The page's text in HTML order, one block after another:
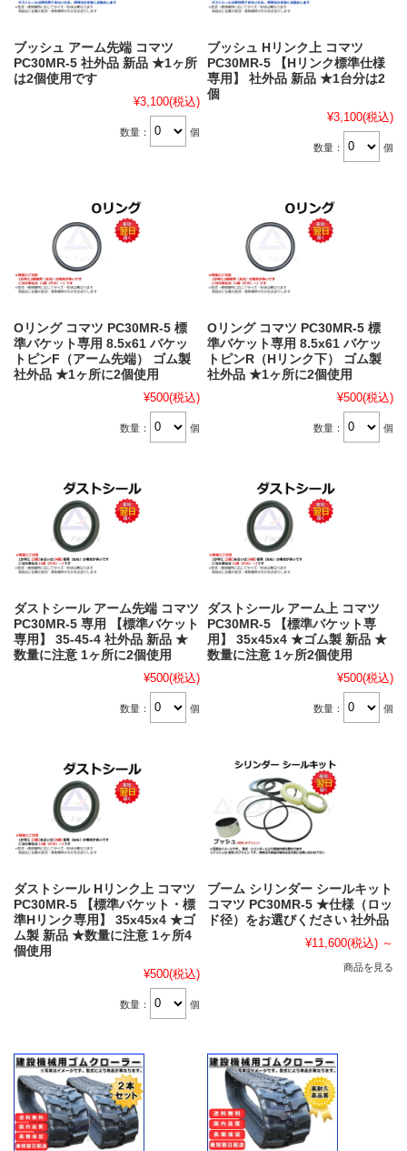
ブッシュ アーム先端 コマツ
PC30MR-5 社外品 新品 ★1ヶ所
は2個使用です
¥3,100(税込)
数量： 個
ブッシュ Hリンク上 コマツ
PC30MR-5 【Hリンク標準仕様
専用】 社外品 新品 ★1台分は2
個
¥3,100(税込)
数量： 個
Oリング コマツ PC30MR-5 標
準バケット専用 8.5x61 バケッ
トピンF（アーム先端） ゴム製
社外品 ★1ヶ所に2個使用
¥500(税込)
数量： 個
Oリング コマツ PC30MR-5 標
準バケット専用 8.5x61 バケッ
トピンR（Hリンク下） ゴム製
社外品 ★1ヶ所に2個使用
¥500(税込)
数量： 個
ダストシール アーム先端 コマツ
PC30MR-5 専用 【標準バケット
専用】 35-45-4 社外品 新品 ★
数量に注意 1ヶ所に2個使用
¥500(税込)
数量： 個
ダストシール アーム上 コマツ
PC30MR-5 【標準バケット専
用】 35x45x4 ★ゴム製 新品 ★
数量に注意 1ヶ所2個使用
¥500(税込)
数量： 個
ダストシール Hリンク上 コマツ
PC30MR-5 【標準バケット・標
準Hリンク専用】 35x45x4 ★ゴ
ム製 新品 ★数量に注意 1ヶ所4
個使用
¥500(税込)
数量： 個
ブーム シリンダー シールキット
コマツ PC30MR-5 ★仕様（ロッ
ド径）をお選びください 社外品
¥11,600(税込) ～
商品を見る